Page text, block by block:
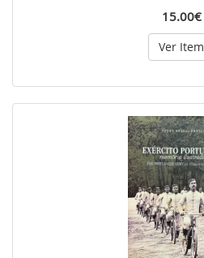
15.00€
Ver Item